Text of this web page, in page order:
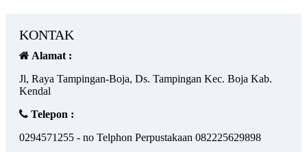
KONTAK
Alamat :
Jl, Raya Tampingan-Boja, Ds. Tampingan Kec. Boja Kab.
Kendal
Telepon :
0294571255 - no Telphon Perpustakaan 082225629898